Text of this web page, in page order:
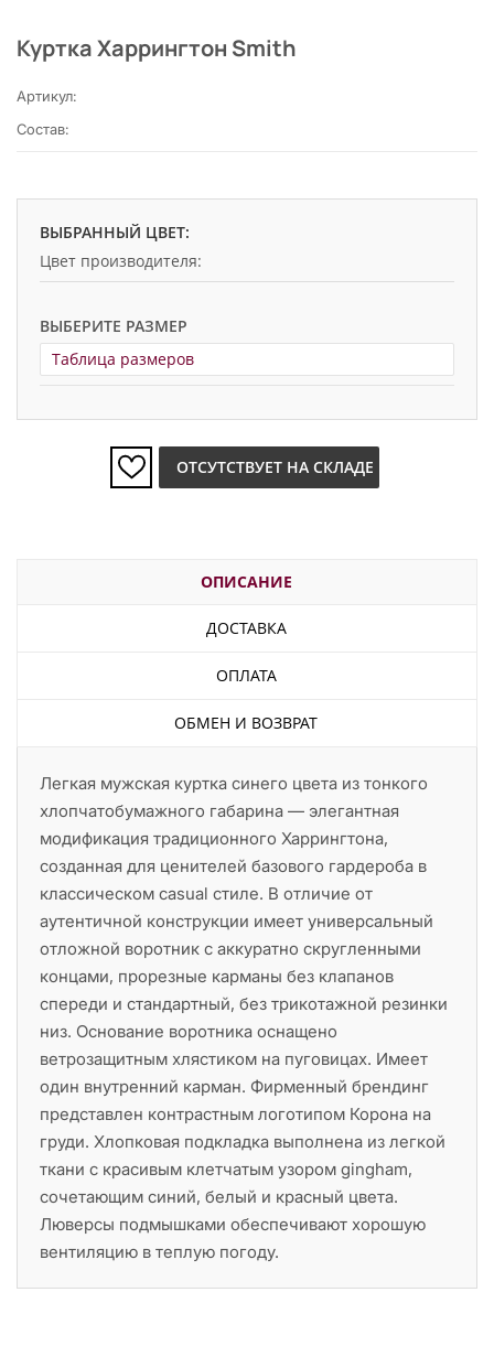
Куртка Харрингтон Smith
Артикул:
Состав:
ВЫБРАННЫЙ ЦВЕТ:
Цвет производителя:
ВЫБЕРИТЕ РАЗМЕР
Таблица размеров
ОТСУТСТВУЕТ НА СКЛАДЕ
ОПИСАНИЕ
ДОСТАВКА
ОПЛАТА
ОБМЕН И ВОЗВРАТ
Легкая мужская куртка синего цвета из тонкого
хлопчатобумажного габарина — элегантная
модификация традиционного Харрингтона,
созданная для ценителей базового гардероба в
классическом casual стиле. В отличие от
аутентичной конструкции имеет универсальный
отложной воротник с аккуратно скругленными
концами, прорезные карманы без клапанов
спереди и стандартный, без трикотажной резинки
низ. Основание воротника оснащено
ветрозащитным хлястиком на пуговицах. Имеет
один внутренний карман. Фирменный брендинг
представлен контрастным логотипом Корона на
груди. Хлопковая подкладка выполнена из легкой
ткани с красивым клетчатым узором gingham,
сочетающим синий, белый и красный цвета.
Люверсы подмышками обеспечивают хорошую
вентиляцию в теплую погоду.